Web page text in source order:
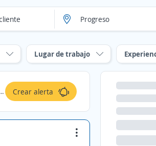
Lugar de trabajo
Crear alerta